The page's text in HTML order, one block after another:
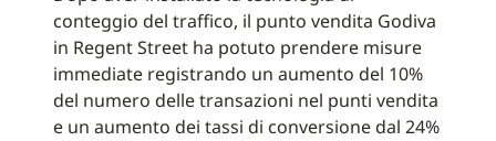
conteggio del traffico, il punto vendita Godiva
in Regent Street ha potuto prendere misure
immediate registrando un aumento del 10%
del numero delle transazioni nel punti vendita
e un aumento dei tassi di conversione dal 24%